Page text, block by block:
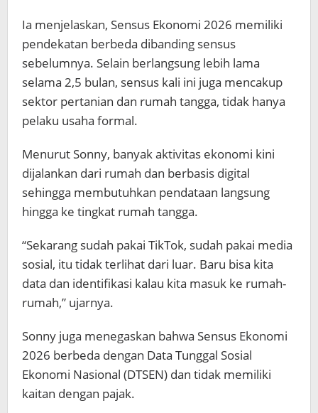
Ia menjelaskan, Sensus Ekonomi 2026 memiliki
pendekatan berbeda dibanding sensus
sebelumnya. Selain berlangsung lebih lama
selama 2,5 bulan, sensus kali ini juga mencakup
sektor pertanian dan rumah tangga, tidak hanya
pelaku usaha formal.
Menurut Sonny, banyak aktivitas ekonomi kini
dijalankan dari rumah dan berbasis digital
sehingga membutuhkan pendataan langsung
hingga ke tingkat rumah tangga.
“Sekarang sudah pakai TikTok, sudah pakai media
sosial, itu tidak terlihat dari luar. Baru bisa kita
data dan identifikasi kalau kita masuk ke rumah-
rumah,” ujarnya.
Sonny juga menegaskan bahwa Sensus Ekonomi
2026 berbeda dengan Data Tunggal Sosial
Ekonomi Nasional (DTSEN) dan tidak memiliki
kaitan dengan pajak.